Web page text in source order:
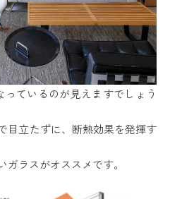
ているのが見えますでしょう
目立たずに、断熱効果を発揮す
ガラスがオススメです。